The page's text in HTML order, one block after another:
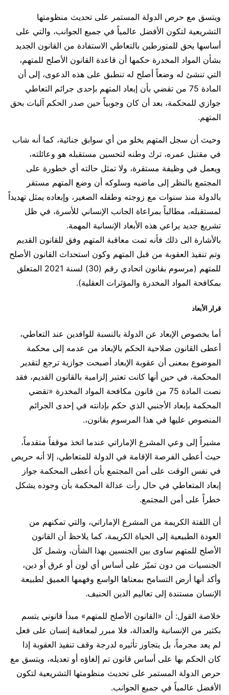
ويتسق مع حرص الدولة المستمر على تحديث منظومتها
التشريعية لتكون الأفضل عالمياً في جميع الجوانب، والتي على
أساسها يحق للمتورطين بالتعاطي الاستفادة من القانون الجديد
بشأن المواد المخدرة حكمها أن قاعدة القانون الأصلح للمتهم،
التي تنشئ له وضعاً أصلح له تنطبق على هذه الدعوى، إلى أن
المادة 75 من تقضي بأن إبعاد المتهم بإحدى جرائم التعاطي
جوازي للمحكمة، بعد أن كان وجوبياً حين صدر الحكم آليات بحق
المتهم.
وحيث أن سجل المتهم يخلو من أي سوابق جنائية، كما أنه شاب
في مقتبل عمره، ترك وطنه لتحسين مستقبله هو وعائلته،
ويعمل في وظيفة مستقرة، ولا تمثل حالته أي خطورة على
المجتمع بالنظر إلى ماضيه وسلوكه أن وضع المتهم مستقر
بالدولة منذ سنوات مع زوجته وطفله الصغير، وإبعاده يمثل تهديداً
لمستقبله، مطالباً بمراعاة الجانب الإنساني للأسرة، في ظل
تشريع جديد يراعي هذه الأبعاد الإنسانية المهمة.
بالأشارة الى ذلك فأنه تمت معاقبة المتهم وفق للقانون القديم
وتم تنفيذ العقوبة من قبل المتهم وكون استحداث القانون الأصلح
للمتهم (مرسوم بقانون اتحادي رقم (30) لسنة 2021 المتعلق
بمكافحة المواد المخدرة والمؤثرات العقلية).
قرار الأبعاد
أما بخصوص الإبعاد عن الدولة بالنسبة للوافدين عند التعاطي،
أعطى القانون صلاحية الحكم بالإبعاد من عدمه إلى محكمة
الموضوع بمعنى أن عقوبة الإبعاد أصبحت جوازية ترجع لتقدير
المحكمة، في حين أنها كانت تعتبر إلزامية بالقانون القديم، فقد
نصت المادة 75 من قانون مكافحة المواد المخدرة «تقضي
المحكمة بإبعاد الأجنبي الذي حكم بإدانته في إحدى الجرائم
المنصوص عليها في هذا المرسوم بقانون،.
مشيراً إلى وعي المشرع الإماراتي عندما اتخذ موقفاً متقدماً،
حيث أعطى الفرصة الإقامة في الدولة للمتعاطي، إلا أنه حريص
في نفس الوقت على أمن المجتمع بأن أعطى المحكمة جواز
إبعاد المتعاطي في حال رأت عدالة المحكمة بأن وجوده يشكل
خطراً على أمن المجتمع.
أن اللفتة الكريمة من المشرع الإماراتي، والتي تمكنهم من
العودة الطبيعية إلى الحياة الكريمة، كما يلاحظ أن القانون
الأصلح للمتهم ساوى بين الجنسين بهذا الشأن، وشمل كل
الجنسيات من دون تميّز على أساس أي لون أو عرق أو دين،
وأكد أنها أرض التسامح بمعناها الواسع وفهمها العميق لطبيعة
الإنسان مستندة إلى تعاليم الدين الحنيف.
خلاصة القول: أن «القانون الأصلح للمتهم» مبدأ قانوني يتسم
بكثير من الإنسانية والعدالة، فلا مبرر لمعاقبة إنسان على فعل
لم يعد مجرماً، بل يتجاوز تأثيره لدرجة وقف تنفيذ العقوبة إذا
كان الحكم بها على أساس قانون تم إلغاؤه أو تعديله، ويتسق مع
حرص الدولة المستمر على تحديث منظومتها التشريعية لتكون
الأفضل عالمياً في جميع الجوانب.